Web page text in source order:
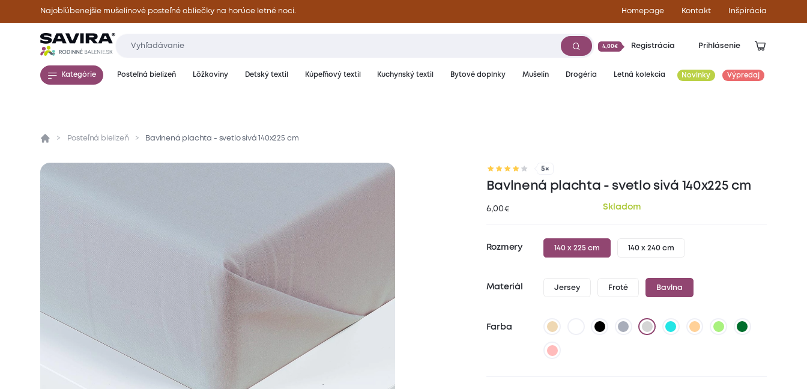
Najobľúbenejšie mušelínové posteľné obliečky na horúce letné noci. Homepage Kontakt Inšpirácia
4,00€ Registrácia Prihlásenie
Kategórie Posteľná bielizeň Lôžkoviny Detský textil Kúpeľňový textil Kuchynský textil Bytové doplnky Mušelín Drogéria Letná kolekcia Novinky Výpredaj
Prehľad Parametre Popis produktu Materiál a starostlivosť
Posteľná bielizeň Bavlnená plachta - svetlo sivá 140x225 cm
5×
Bavlnená plachta - svetlo sivá 140x225 cm
6,00 € Skladom
Rozmery 140 x 225 cm 140 x 240 cm
Materiál Jersey Froté Bavlna
Farba